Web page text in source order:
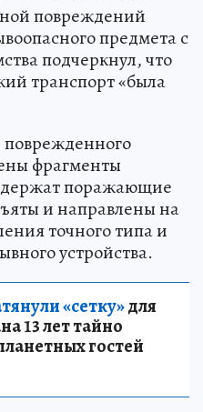
повреждений
предмета с
подчеркнул, что
транспорт «была
фрагменты
поражающие
и направлены на
точного типа и
устройства.
«сетку»для
13 лет тайно
гостей